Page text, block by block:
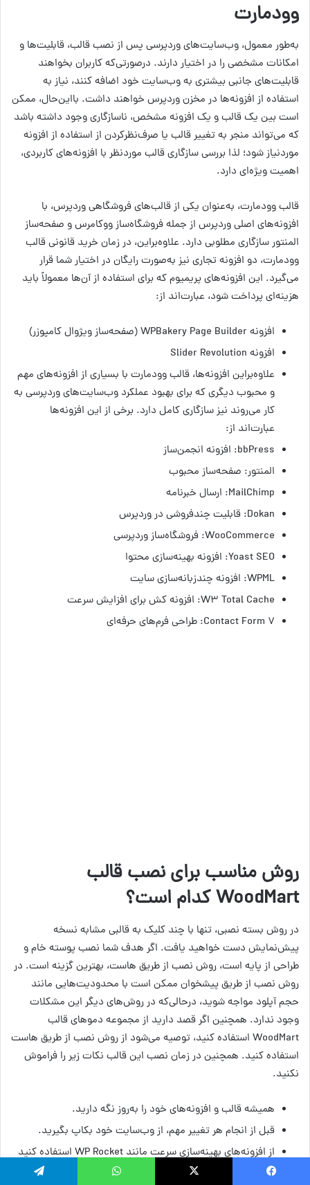
وودمارت
به‌طور معمول، وب‌سایت‌های وردپرسی پس از نصب قالب، قابلیت‌ها و
امکانات مشخصی را در اختیار دارند. درصورتی‌که کاربران بخواهند
قابلیت‌های جانبی بیشتری به وب‌سایت خود اضافه کنند، نیاز به
استفاده از افزونه‌ها در مخزن وردپرس خواهند داشت. بااین‌حال، ممکن
است بین یک قالب و یک افزونه مشخص، ناسازگاری وجود داشته باشد
که می‌تواند منجر به تغییر قالب یا صرف‌نظرکردن از استفاده از افزونه
موردنیاز شود؛ لذا بررسی سازگاری قالب موردنظر با افزونه‌های کاربردی،
اهمیت ویژه‌ای دارد.
قالب وودمارت، به‌عنوان یکی از قالب‌های فروشگاهی وردپرس، با
افزونه‌های اصلی وردپرس از جمله فروشگاه‌ساز ووکامرس و صفحه‌ساز
المنتور سازگاری مطلوبی دارد. علاوه‌براین، در زمان خرید قانونی قالب
وودمارت، دو افزونه تجاری نیز به‌صورت رایگان در اختیار شما قرار
می‌گیرد. این افزونه‌های پریمیوم که برای استفاده از آن‌ها معمولاً باید
هزینه‌ای پرداخت شود، عبارت‌اند از:
افزونه WPBakery Page Builder (صفحه‌ساز ویژوال کامپوزر)
افزونه Slider Revolution
علاوه‌براین افزونه‌ها، قالب وودمارت با بسیاری از افزونه‌های مهم
و محبوب دیگری که برای بهبود عملکرد وب‌سایت‌های وردپرسی به
کار می‌روند نیز سازگاری کامل دارد. برخی از این افزونه‌ها
عبارت‌اند از:
bbPress: افزونه انجمن‌ساز
المنتور: صفحه‌ساز محبوب
MailChimp: ارسال خبرنامه
Dokan: قابلیت چندفروشی در وردپرس
WooCommerce: فروشگاه‌ساز وردپرسی
Yoast SEO: افزونه بهینه‌سازی محتوا
WPML: افزونه چندزبانه‌سازی سایت
W3 Total Cache: افزونه کش برای افزایش سرعت
Contact Form 7: طراحی فرم‌های حرفه‌ای
روش مناسب برای نصب قالب
WoodMart کدام است؟
در روش بسته نصبی، تنها با چند کلیک به قالبی مشابه نسخه
پیش‌نمایش دست خواهید یافت. اگر هدف شما نصب پوسته خام و
طراحی از پایه است، روش نصب از طریق هاست، بهترین گزینه است. در
روش نصب از طریق پیشخوان ممکن است با محدودیت‌هایی مانند
حجم آپلود مواجه شوید، درحالی‌که در روش‌های دیگر این مشکلات
وجود ندارد. همچنین اگر قصد دارید از مجموعه دموهای قالب
WoodMart استفاده کنید، توصیه می‌شود از روش نصب از طریق هاست
استفاده کنید. همچنین در زمان نصب این قالب نکات زیر را فراموش
نکنید.
همیشه قالب و افزونه‌های خود را به‌روز نگه دارید.
قبل از انجام هر تغییر مهم، از وب‌سایت خود بکاپ بگیرید.
از افزونه‌های بهینه‌سازی سرعت مانند WP Rocket استفاده کنید
تا وب‌سایت شما سریع‌تر بارگذاری شود.